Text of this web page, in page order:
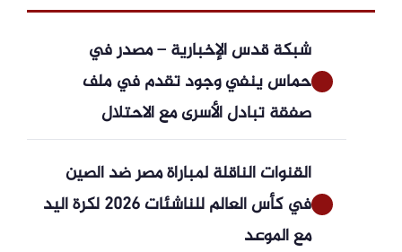
شبكة قدس الإخبارية – مصدر في
حماس ينفي وجود تقدم في ملف
صفقة تبادل الأسرى مع الاحتلال
القنوات الناقلة لمباراة مصر ضد الصين
في كأس العالم للناشئات 2026 لكرة اليد
مع الموعد